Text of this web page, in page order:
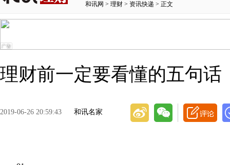
和讯网 > 理财 > 资讯快递 > 正文
理财前一定要看懂的五句话
2019-06-26 20:59:43 和讯名家